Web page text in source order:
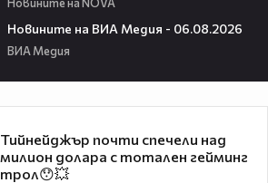
Новините на ВИА Медия - 06.08.2026
ВИА Медия
Тийнейджър почти спечели над
милион долара с тотален гейминг
трол😯💥